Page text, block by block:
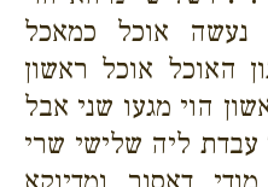
נעשה אוכל כמאכל
האוכל אוכל ראשון
הוי מגעו שני אבל
עבדת ליה שלישי שרי